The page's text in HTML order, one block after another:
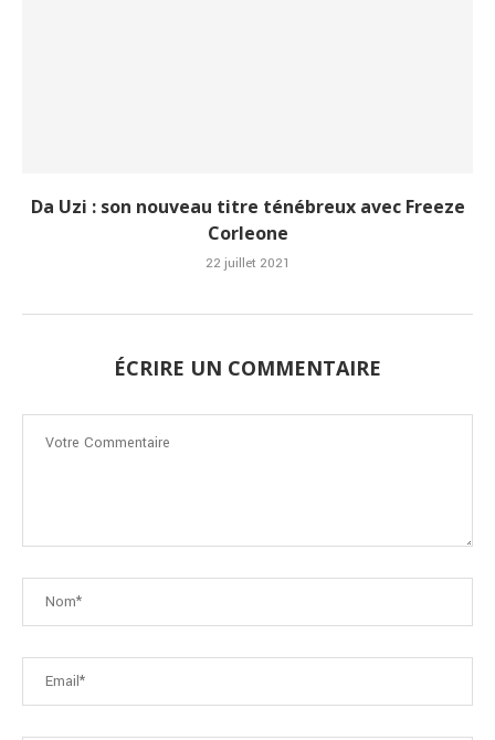
Da Uzi : son nouveau titre ténébreux avec Freeze
Corleone
22 juillet 2021
ÉCRIRE UN COMMENTAIRE